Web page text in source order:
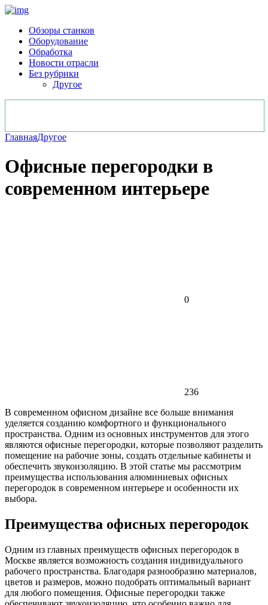
Обзоры станков
Оборудование
Обработка
Новости отрасли
Без рубрики
Другое
ГлавнаяДругое
Офисные перегородки в
современном интерьере
0
236
В современном офисном дизайне все больше внимания
уделяется созданию комфортного и функционального
пространства. Одним из основных инструментов для этого
являются офисные перегородки, которые позволяют разделить
помещение на рабочие зоны, создать отдельные кабинеты и
обеспечить звукоизоляцию. В этой статье мы рассмотрим
преимущества использования алюминиевых офисных
перегородок в современном интерьере и особенности их
выбора.
Преимущества офисных перегородок
Одним из главных преимуществ офисных перегородок в
Москве является возможность создания индивидуального
рабочего пространства. Благодаря разнообразию материалов,
цветов и размеров, можно подобрать оптимальный вариант
для любого помещения. Офисные перегородки также